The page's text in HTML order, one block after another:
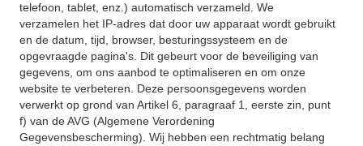
telefoon, tablet, enz.) automatisch verzameld. We
verzamelen het IP-adres dat door uw apparaat wordt gebruikt
en de datum, tijd, browser, besturingssysteem en de
opgevraagde pagina's. Dit gebeurt voor de beveiliging van
gegevens, om ons aanbod te optimaliseren en om onze
website te verbeteren. Deze persoonsgegevens worden
verwerkt op grond van Artikel 6, paragraaf 1, eerste zin, punt
f) van de AVG (Algemene Verordening
Gegevensbescherming). Wij hebben een rechtmatig belang